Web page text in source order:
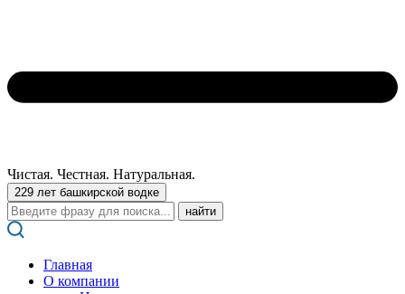
Чистая. Честная. Натуральная.
229 лет башкирской водке
Поиск:
Главная
О компании